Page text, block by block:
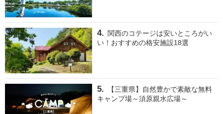
関西のコテージは安いところがい
い！おすすめの格安施設18選
【三重県】自然豊かで素敵な無料
キャンプ場～須原親水広場～